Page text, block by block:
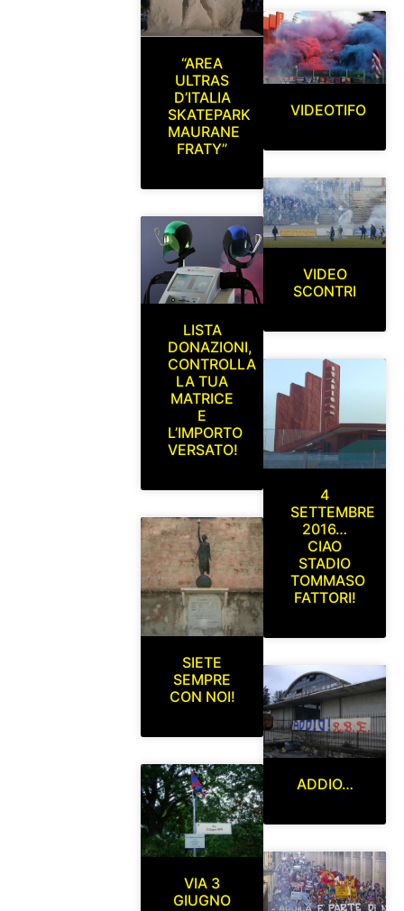
“AREA
ULTRAS
D’ITALIA
SKATEPARK
MAURANE
FRATY”
LISTA
DONAZIONI,
CONTROLLA
LA TUA
MATRICE
E
L’IMPORTO
VERSATO!
SIETE
SEMPRE
CON NOI!
VIA 3
GIUGNO
VIDEOTIFO
VIDEO
SCONTRI
4
SETTEMBRE
2016…
CIAO
STADIO
TOMMASO
FATTORI!
ADDIO…